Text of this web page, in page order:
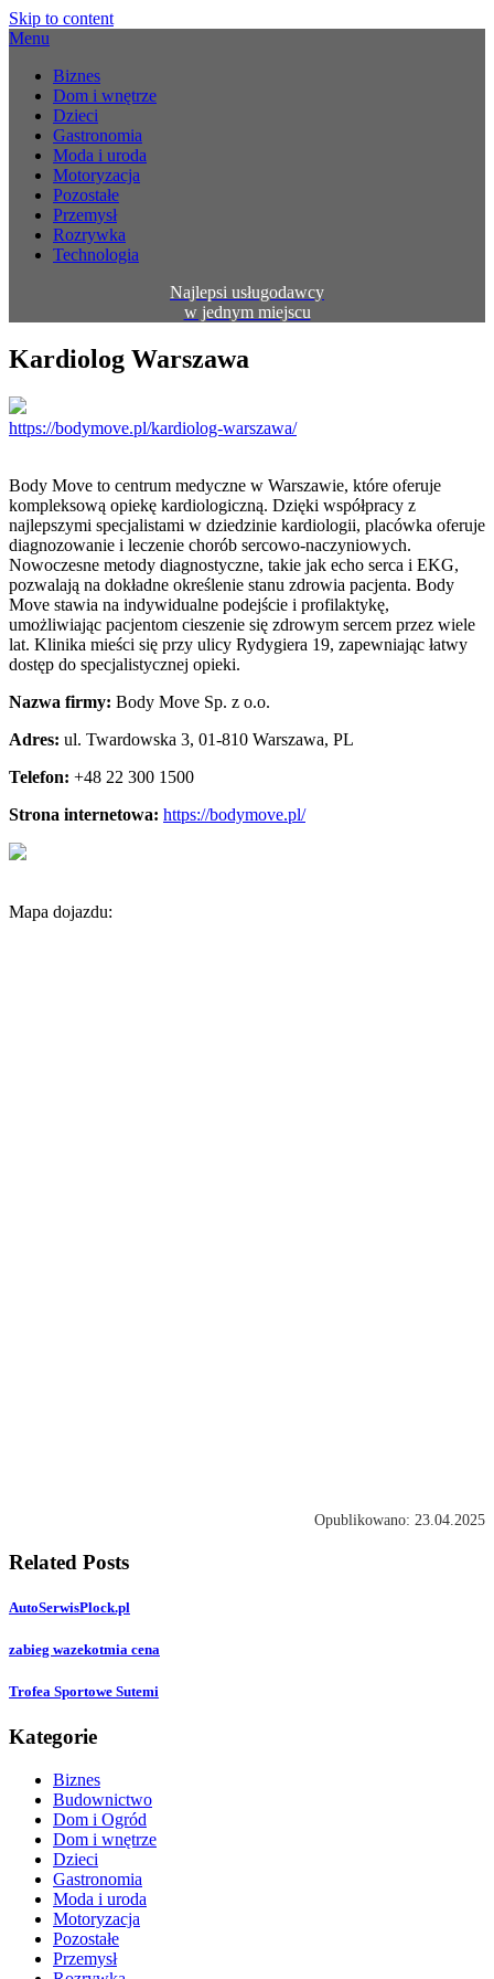
Skip to content
Menu
Biznes
Dom i wnętrze
Dzieci
Gastronomia
Moda i uroda
Motoryzacja
Pozostałe
Przemysł
Rozrywka
Technologia
Najlepsi usługodawcy
w jednym miejscu
Kardiolog Warszawa
https://bodymove.pl/kardiolog-warszawa/
Body Move to centrum medyczne w Warszawie, które oferuje
kompleksową opiekę kardiologiczną. Dzięki współpracy z
najlepszymi specjalistami w dziedzinie kardiologii, placówka oferuje
diagnozowanie i leczenie chorób sercowo-naczyniowych.
Nowoczesne metody diagnostyczne, takie jak echo serca i EKG,
pozwalają na dokładne określenie stanu zdrowia pacjenta. Body
Move stawia na indywidualne podejście i profilaktykę,
umożliwiając pacjentom cieszenie się zdrowym sercem przez wiele
lat. Klinika mieści się przy ulicy Rydygiera 19, zapewniając łatwy
dostęp do specjalistycznej opieki.
Nazwa firmy: Body Move Sp. z o.o.
Adres: ul. Twardowska 3, 01-810 Warszawa, PL
Telefon: +48 22 300 1500
Strona internetowa: https://bodymove.pl/
Mapa dojazdu:
Opublikowano: 23.04.2025
Related Posts
AutoSerwisPlock.pl
zabieg wazekotmia cena
Trofea Sportowe Sutemi
Kategorie
Biznes
Budownictwo
Dom i Ogród
Dom i wnętrze
Dzieci
Gastronomia
Moda i uroda
Motoryzacja
Pozostałe
Przemysł